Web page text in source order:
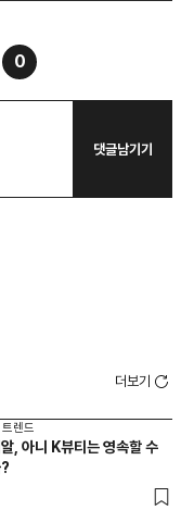
0
댓글남기기
더보기
렌드
, 아니 K뷰티는 영속할 수